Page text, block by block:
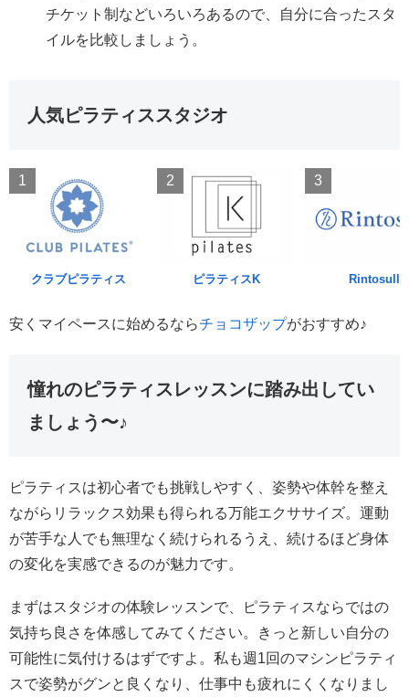
チケット制などいろいろあるので、自分に合ったスタ
イルを比較しましょう。
人気ピラティススタジオ
1
クラブピラティス
2
ピラティスK
3
Rintosull
安くマイペースに始めるならチョコザップがおすすめ♪
憧れのピラティスレッスンに踏み出してい
ましょう〜♪
ピラティスは初心者でも挑戦しやすく、姿勢や体幹を整え
ながらリラックス効果も得られる万能エクササイズ。運動
が苦手な人でも無理なく続けられるうえ、続けるほど身体
の変化を実感できるのが魅力です。
まずはスタジオの体験レッスンで、ピラティスならではの
気持ち良さを体感してみてください。きっと新しい自分の
可能性に気付けるはずですよ。私も週1回のマシンピラティ
スで姿勢がグンと良くなり、仕事中も疲れにくくなりまし